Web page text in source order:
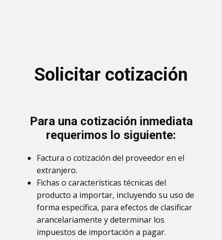
Solicitar cotización
Para una cotización inmediata
requerimos lo siguiente:
Factura o cotización del proveedor en el
extranjero.
Fichas o características técnicas del
producto a importar, incluyendo su uso de
forma específica, para efectos de clasificar
arancelariamente y determinar los
impuestos de importación a pagar.